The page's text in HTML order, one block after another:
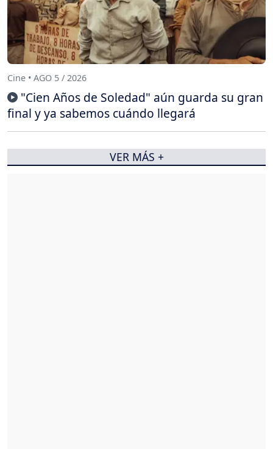
Cine • AGO 5 / 2026
"Cien Años de Soledad" aún guarda su gran
final y ya sabemos cuándo llegará
VER MÁS +